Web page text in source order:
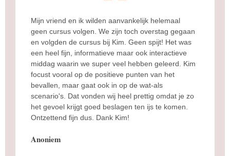
Mijn vriend en ik wilden aanvankelijk helemaal
geen cursus volgen. We zijn toch overstag gegaan
en volgden de cursus bij Kim. Geen spijt! Het was
een heel fijn, informatieve maar ook interactieve
middag waarin we super veel hebben geleerd. Kim
focust vooral op de positieve punten van het
bevallen, maar gaat ook in op de wat-als
scenario's. Dat vonden wij heel prettig omdat je zo
het gevoel krijgt goed beslagen ten ijs te komen.
Ontzettend fijn dus. Dank Kim!
Anoniem